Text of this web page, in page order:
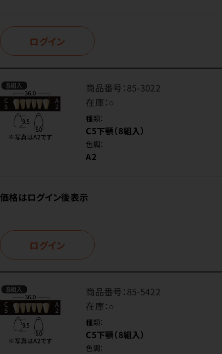
ログイン
商品番号：85-3022
在庫：○
種類：
C5下顎（8組入）
色調：
A2
価格はログイン後表示
ログイン
商品番号：85-5422
在庫：○
種類：
C5下顎（8組入）
色調：